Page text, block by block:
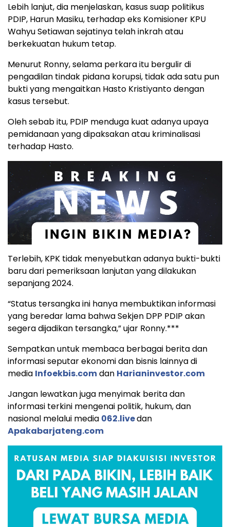
Lebih lanjut, dia menjelaskan, kasus suap politikus
PDIP, Harun Masiku, terhadap eks Komisioner KPU
Wahyu Setiawan sejatinya telah inkrah atau
berkekuatan hukum tetap.
Menurut Ronny, selama perkara itu bergulir di
pengadilan tindak pidana korupsi, tidak ada satu pun
bukti yang mengaitkan Hasto Kristiyanto dengan
kasus tersebut.
Oleh sebab itu, PDIP menduga kuat adanya upaya
pemidanaan yang dipaksakan atau kriminalisasi
terhadap Hasto.
Terlebih, KPK tidak menyebutkan adanya bukti-bukti
baru dari pemeriksaan lanjutan yang dilakukan
sepanjang 2024.
“Status tersangka ini hanya membuktikan informasi
yang beredar lama bahwa Sekjen DPP PDIP akan
segera dijadikan tersangka,” ujar Ronny.***
Sempatkan untuk membaca berbagai berita dan
informasi seputar ekonomi dan bisnis lainnya di
media Infoekbis.comdan Harianinvestor.com
Jangan lewatkan juga menyimak berita dan
informasi terkini mengenai politik, hukum, dan
nasional melalui media 062.livedan
Apakabarjateng.com